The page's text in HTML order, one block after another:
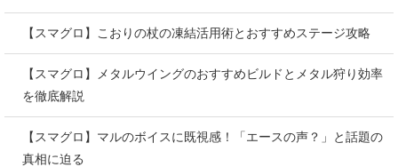
【スマグロ】こおりの杖の凍結活用術とおすすめステージ攻略
【スマグロ】メタルウイングのおすすめビルドとメタル狩り効率
を徹底解説
【スマグロ】マルのボイスに既視感！「エースの声？」と話題の
真相に迫る